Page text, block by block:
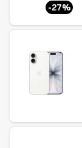
-27%